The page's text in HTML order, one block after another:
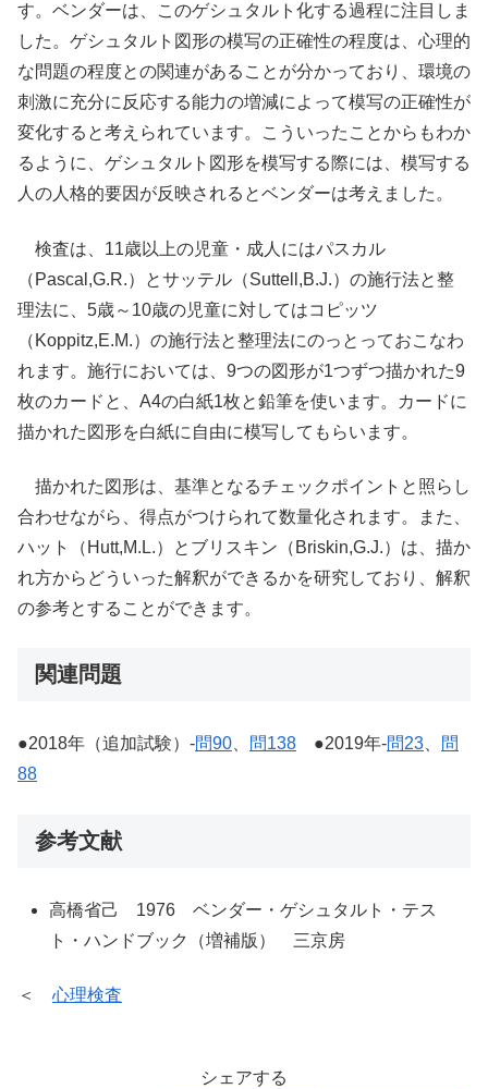
す。ベンダーは、このゲシュタルト化する過程に注目しま
した。ゲシュタルト図形の模写の正確性の程度は、心理的
な問題の程度との関連があることが分かっており、環境の
刺激に充分に反応する能力の増減によって模写の正確性が
変化すると考えられています。こういったことからもわか
るように、ゲシュタルト図形を模写する際には、模写する
人の人格的要因が反映されるとベンダーは考えました。
検査は、11歳以上の児童・成人にはパスカル
（Pascal,G.R.）とサッテル（Suttell,B.J.）の施行法と整
理法に、5歳～10歳の児童に対してはコピッツ
（Koppitz,E.M.）の施行法と整理法にのっとっておこなわ
れます。施行においては、9つの図形が1つずつ描かれた9
枚のカードと、A4の白紙1枚と鉛筆を使います。カードに
描かれた図形を白紙に自由に模写してもらいます。
描かれた図形は、基準となるチェックポイントと照らし
合わせながら、得点がつけられて数量化されます。また、
ハット（Hutt,M.L.）とブリスキン（Briskin,G.J.）は、描か
れ方からどういった解釈ができるかを研究しており、解釈
の参考とすることができます。
関連問題
●2018年（追加試験）-問90、 問138 ●2019年-問23、
問
88
参考文献
高橋省己 1976 ベンダー・ゲシュタルト・テス
ト・ハンドブック（増補版） 三京房
＜ 心理検査
シェアする